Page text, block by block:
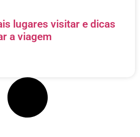
lugares visitar e dicas
a viagem